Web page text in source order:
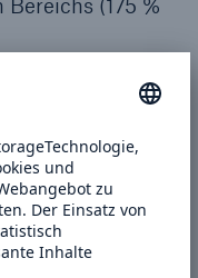
(175 %
%, in Q1-2
neuen
noch auf dem
IFRS 9